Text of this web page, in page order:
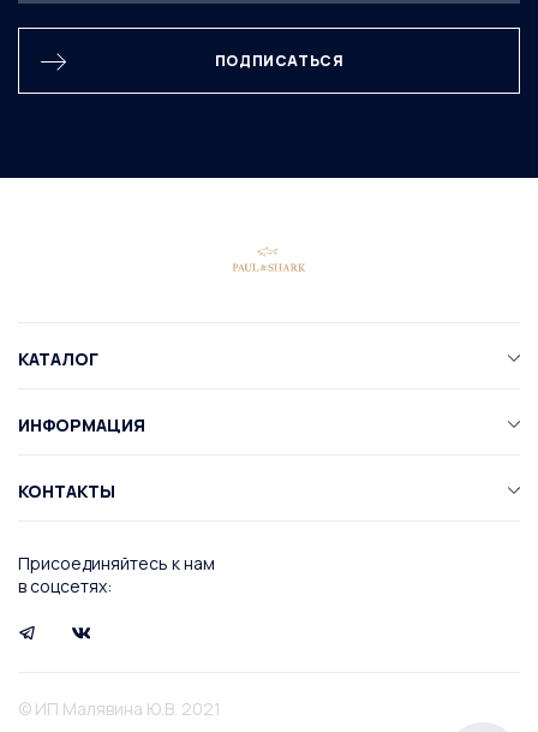
ПОДПИСАТЬСЯ
Присоединяйтесь к нам
в соцсетях:
КАТАЛОГ
ИНФОРМАЦИЯ
КОНТАКТЫ
© ИП Малявина Ю.В. 2021